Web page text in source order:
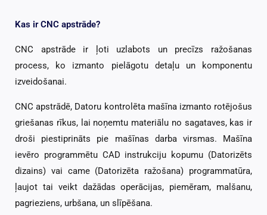
Kas ir CNC apstrāde?
CNC apstrāde ir ļoti uzlabots un precīzs ražošanas
process, ko izmanto pielāgotu detaļu un komponentu
izveidošanai.
CNC apstrādē, Datoru kontrolēta mašīna izmanto rotējošus
griešanas rīkus, lai noņemtu materiālu no sagataves, kas ir
droši piestiprināts pie mašīnas darba virsmas. Mašīna
ievēro programmētu CAD instrukciju kopumu (Datorizēts
dizains) vai came (Datorizēta ražošana) programmatūra,
ļaujot tai veikt dažādas operācijas, piemēram, malšanu,
pagrieziens, urbšana, un slīpēšana.